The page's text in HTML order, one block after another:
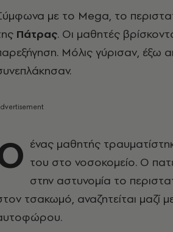
με το Mega, το
Πάτρας. Οι μαθητές
Μόλις γύρισαν, έξω
ένας μαθητής
του στο νοσοκομείο. Ο
στην αστυνομία το
τσακωμό, αναζητείται μαζί